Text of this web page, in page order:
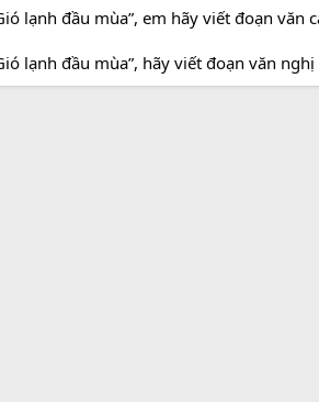
lạnh đầu mùa”, em hãy viết đoạn văn
lạnh đầu mùa”, hãy viết đoạn văn